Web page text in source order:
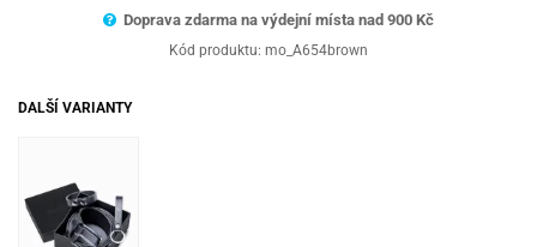
Doprava zdarma na výdejní místa nad 900 Kč
Kód produktu: mo_A654brown
DALŠÍ VARIANTY